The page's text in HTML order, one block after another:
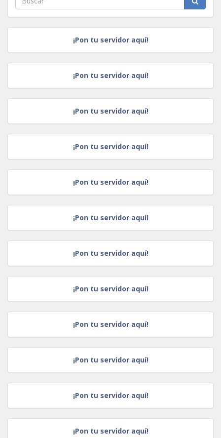
¡Pon tu servidor aquí!
¡Pon tu servidor aquí!
¡Pon tu servidor aquí!
¡Pon tu servidor aquí!
¡Pon tu servidor aquí!
¡Pon tu servidor aquí!
¡Pon tu servidor aquí!
¡Pon tu servidor aquí!
¡Pon tu servidor aquí!
¡Pon tu servidor aquí!
¡Pon tu servidor aquí!
¡Pon tu servidor aquí!